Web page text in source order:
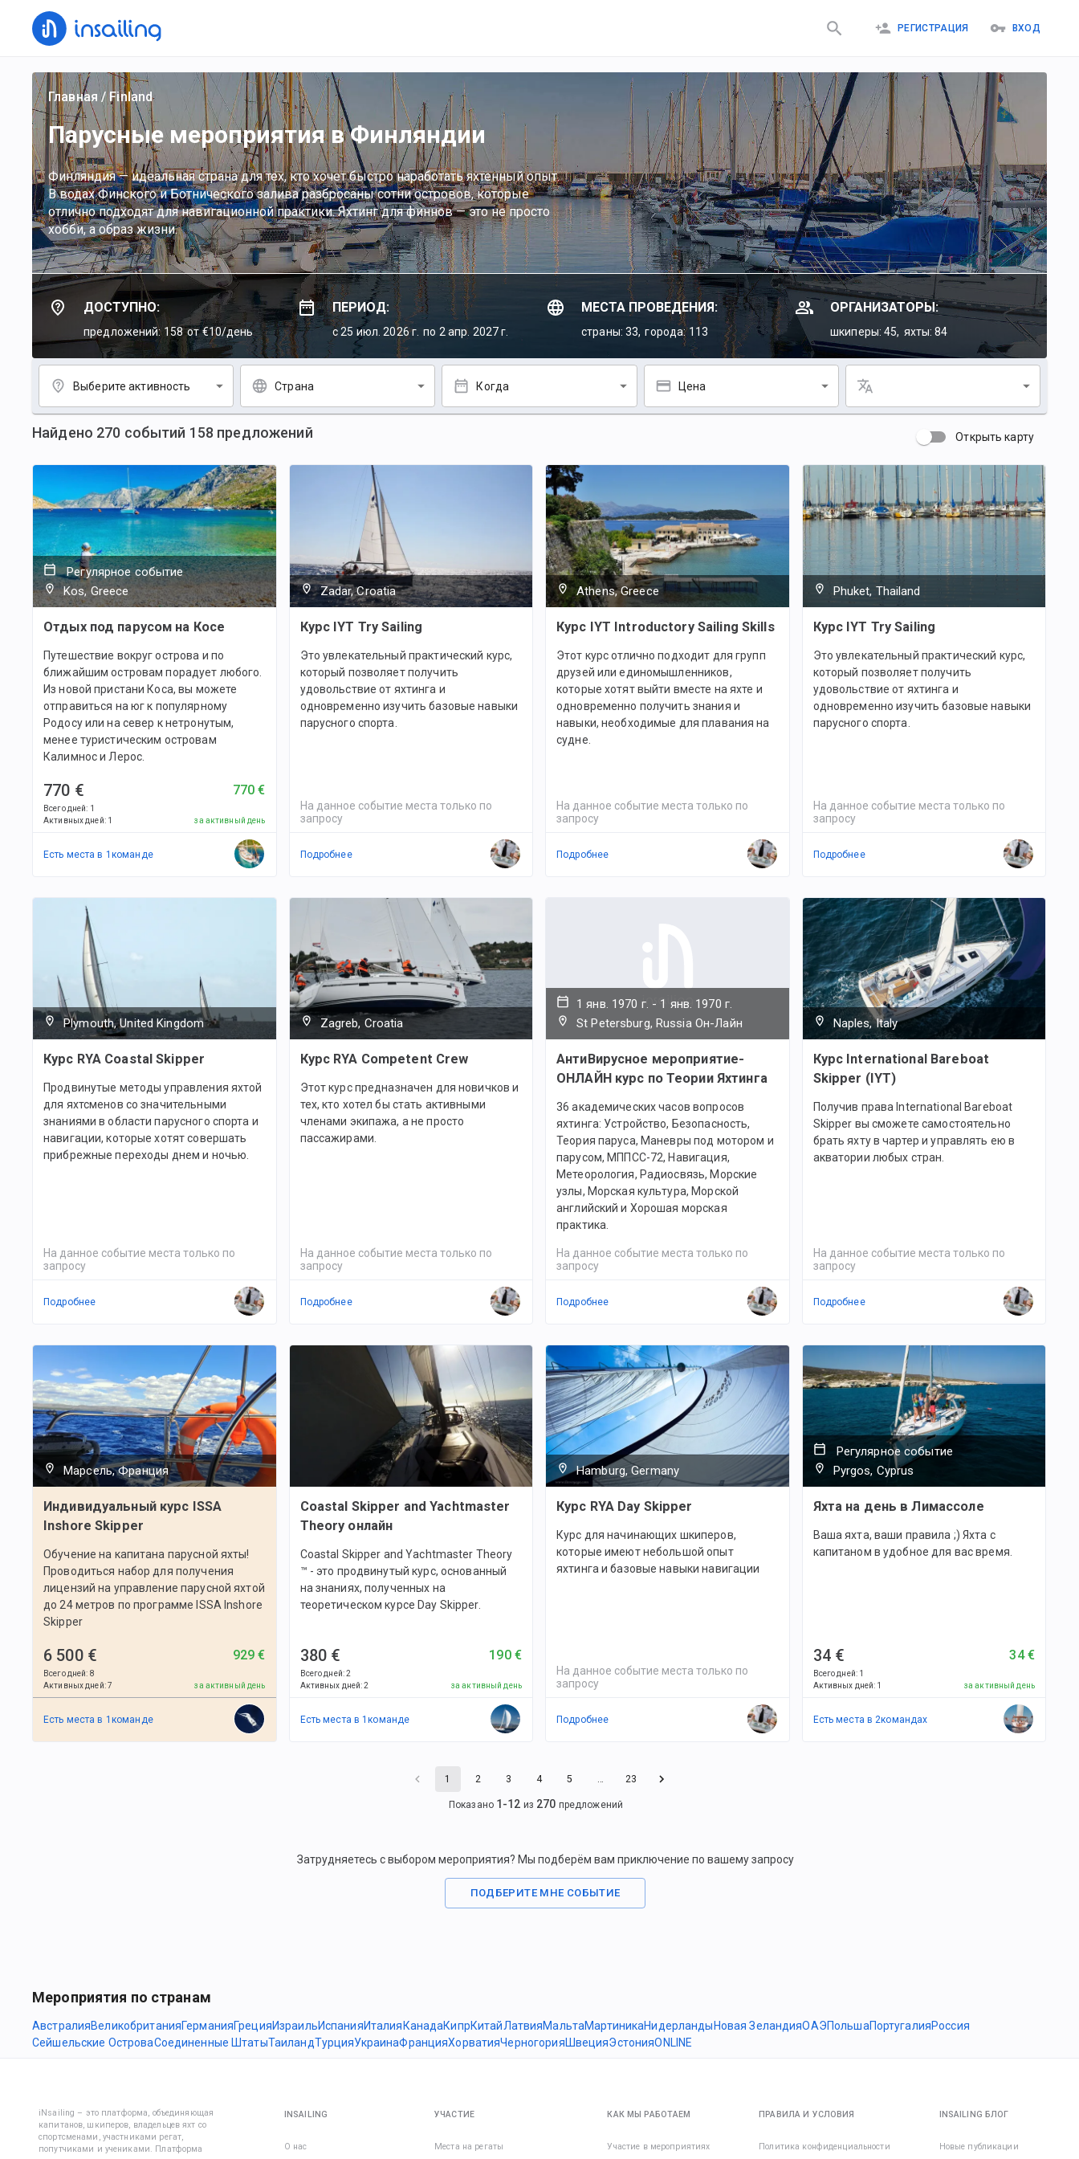
РЕГИСТРАЦИЯ ВХОД
Главная/Finland
Парусные мероприятия в Финляндии
Финляндия — идеальная страна для тех, кто хочет быстро наработать яхтенный опыт.
В водах Финского и Ботнического залива разбросаны сотни островов, которые
отлично подходят для навигационной практики. Яхтинг для финнов — это не просто
хобби, а образ жизни.
ДОСТУПНО:
предложений: 158 от €10/день
ПЕРИОД:
c 25 июл. 2026 г. по 2 апр. 2027 г.
МЕСТА ПРОВЕДЕНИЯ:
страны: 33, города: 113
ОРГАНИЗАТОРЫ:
шкиперы: 45, яхты: 84
Выберите активность Страна Когда Цена
Найдено 270 событий 158 предложений Открыть карту
Регулярное событие
Kos, Greece
Отдых под парусом на Косе
Путешествие вокруг острова и по
ближайшим островам порадует любого.
Из новой пристани Коса, вы можете
отправиться на юг к популярному
Родосу или на север к нетронутым,
менее туристическим островам
Калимнос и Лерос.
770 €
Всего дней: 1
Активных дней: 1
770 €
за активный день
Есть места в 1 командe
Zadar, Croatia
Курс IYT Try Sailing
Это увлекательный практический курс,
который позволяет получить
удовольствие от яхтинга и
одновременно изучить базовые навыки
парусного спорта.
На данное событие места только по
запросу
Подробнее
Athens, Greece
Курс IYT Introductory Sailing Skills
Этот курс отлично подходит для групп
друзей или единомышленников,
которые хотят выйти вместе на яхте и
одновременно получить знания и
навыки, необходимые для плавания на
судне.
На данное событие места только по
запросу
Подробнее
Phuket, Thailand
Курс IYT Try Sailing
Это увлекательный практический курс,
который позволяет получить
удовольствие от яхтинга и
одновременно изучить базовые навыки
парусного спорта.
На данное событие места только по
запросу
Подробнее
Plymouth, United Kingdom
Курс RYA Coastal Skipper
Продвинутые методы управления яхтой
для яхтсменов со значительными
знаниями в области парусного спорта и
навигации, которые хотят совершать
прибрежные переходы днем и ночью.
На данное событие места только по
запросу
Подробнее
Zagreb, Croatia
Курс RYA Competent Crew
Этот курс предназначен для новичков и
тех, кто хотел бы стать активными
членами экипажа, а не просто
пассажирами.
На данное событие места только по
запросу
Подробнее
1 янв. 1970 г. - 1 янв. 1970 г.
St Petersburg, Russia Он-Лайн
АнтиВирусное мероприятие-
ОНЛАЙН курс по Теории Яхтинга
36 академических часов вопросов
яхтинга: Устройство, Безопасность,
Теория паруса, Маневры под мотором и
парусом, МППСС-72, Навигация,
Метеорология, Радиосвязь, Морские
узлы, Морская культура, Морской
английский и Хорошая морская
практика.
На данное событие места только по
запросу
Подробнее
Naples, Italy
Курс International Bareboat
Skipper (IYT)
Получив права International Bareboat
Skipper вы сможете самостоятельно
брать яхту в чартер и управлять ею в
акватории любых стран.
На данное событие места только по
запросу
Подробнее
Марсель, Франция
Индивидуальный курс ISSA
Inshore Skipper
Обучение на капитана парусной яхты!
Проводиться набор для получения
лицензий на управление парусной яхтой
до 24 метров по программе ISSA Inshore
Skipper
6 500 €
Всего дней: 8
Активных дней:7
929 €
за активный день
Есть места в 1 командe
Coastal Skipper and Yachtmaster
Theory онлайн
Coastal Skipper and Yachtmaster Theory
™ - это продвинутый курс, основанный
на знаниях, полученных на
теоретическом курсе Day Skipper.
380 €
Всего дней:2
Активных дней:2
190 €
за активный день
Есть места в 1командe
Hamburg, Germany
Курс RYA Day Skipper
Курс для начинающих шкиперов,
которые имеют небольшой опыт
яхтинга и базовые навыки навигации
На данное событие места только по
запросу
Подробнее
Регулярное событие
Pyrgos, Cyprus
Яхта на день в Лимассоле
Ваша яхта, ваши правила ;) Яхта с
капитаном в удобное для вас время.
34 €
Всего дней: 1
Активных дней: 1
34 €
за активный день
Есть места в 2командах
1 2 3 4 5 23
Показано 1 -12 из 270 предложений
Затрудняетесь с выбором мероприятия? Мы подберём вам приключение по вашему запросу
ПОДБЕРИТЕ МНЕ СОБЫТИЕ
Мероприятия по странам
АвстралияВеликобританияГерманияГрецияИзраильИспанияИталия КанадаКипрКитайЛатвияМальтаМартиникаНидерланды Новая ЗеландияОАЭПольшаПортугалияРоссия
Сейшельские ОстроваСоединенные ШтатыТаиландТурцияУкраинаФранцияХорватияЧерногорияШвецияЭстонияONLINE
iNsailing – это платформа, объединяющая
капитанов, шкиперов, владельцев яхт со
спортсменами, участниками регат,
попутчиками и учениками. Платформа
INSAILING
О нас
УЧАСТИЕ
Места на регаты
КАК МЫ РАБОТАЕМ
Участие в мероприятиях
ПРАВИЛА И УСЛОВИЯ
Политика конфиденциальности
INSAILING БЛОГ
Новые публикации